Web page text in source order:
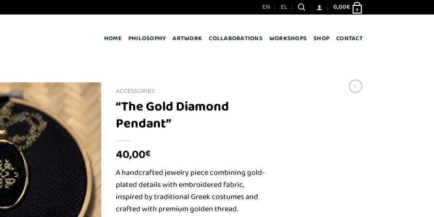
EN EL 0,00€ 0
HOME PHILOSOPHY ARTWORK COLLABORATIONS WORKSHOPS SHOP CONTACT
Πρόσθήκη
στην λίστα
επιθυμιών
ACCESSORIES
“The Gold Diamond
Pendant”
40,00€
A handcrafted jewelry piece combining gold-
plated details with embroidered fabric,
inspired by traditional Greek costumes and
crafted with premium golden thread.